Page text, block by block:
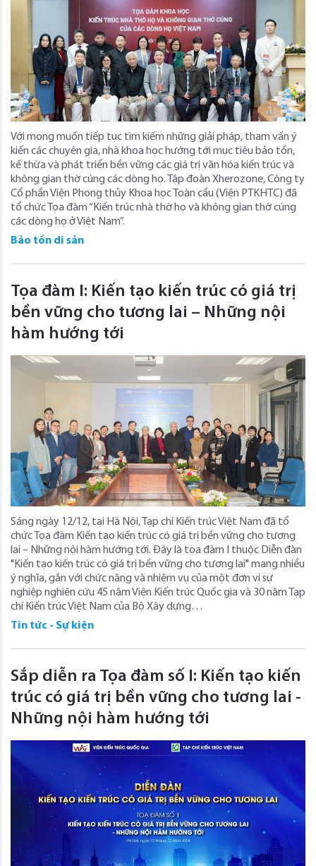
Với mong muốn tiếp tục tìm kiếm những giải pháp, tham vấn ý
kiến các chuyên gia, nhà khoa học hướng tới mục tiêu bảo tồn,
kế thừa và phát triển bền vững các giá trị văn hóa kiến trúc và
không gian thờ cúng các dòng họ. Tập đoàn Xherozone, Công ty
Cổ phần Viện Phong thủy Khoa học Toàn cầu (Viện PTKHTC) đã
tổ chức Tọa đàm “Kiến trúc nhà thờ họ và không gian thờ cúng
các dòng họ ở Việt Nam”.
Bảo tồn di sản
Tọa đàm I: Kiến tạo kiến trúc có giá trị
bền vững cho tương lai – Những nội
hàm hướng tới
Sáng ngày 12/12, tại Hà Nội, Tạp chí Kiến trúc Việt Nam đã tổ
chức Tọa đàm Kiến tạo kiến trúc có giá trị bền vững cho tương
lai – Những nội hàm hướng tới. Đây là tọa đàm I thuộc Diễn đàn
"Kiến tạo kiến trúc có giá trị bền vững cho tương lai" mang nhiều
ý nghĩa, gắn với chức năng và nhiệm vụ của một đơn vị sự
nghiệp nghiên cứu 45 năm Viện Kiến trúc Quốc gia và 30 năm Tạp
chí Kiến trúc Việt Nam của Bộ Xây dựng…
Tin tức - Sự kiện
Sắp diễn ra Tọa đàm số I: Kiến tạo kiến
trúc có giá trị bền vững cho tương lai -
Những nội hàm hướng tới